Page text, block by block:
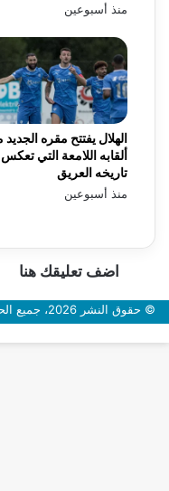
منذ أسبوعين
الهلال يفتتح مقره الجديد
ألقابه اللامعة التي تعكس
تاريخه العريق
منذ أسبوعين
اضف تعليقك هنا
© حقوق النشر 2026، جميع الحقوق محفوظة بوابة سعودي اون